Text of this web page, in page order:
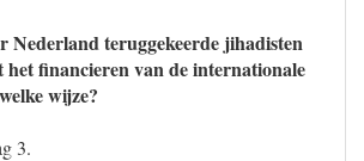
Nederland teruggekeerde jihadisten
het financieren van de internationale
wijze?
3.